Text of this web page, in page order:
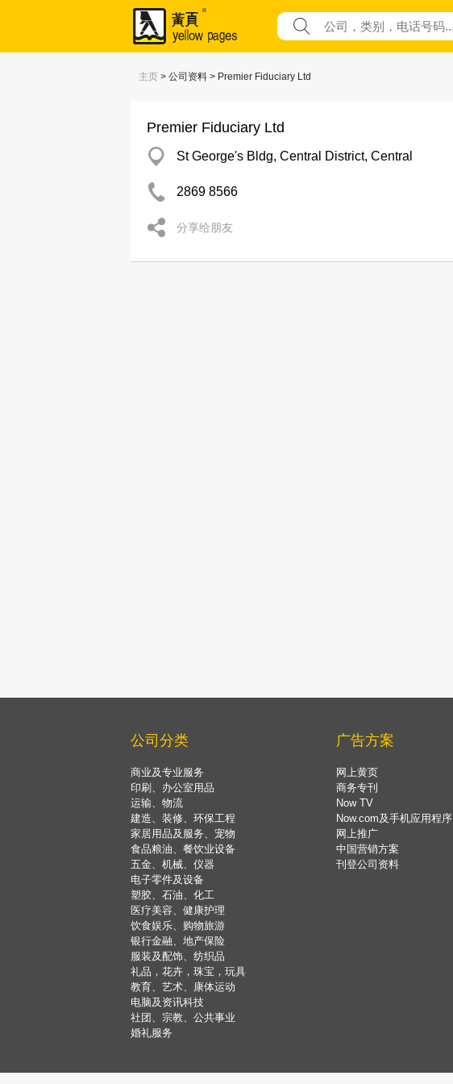
主页 > 公司资料 > Premier Fiduciary Ltd
Premier Fiduciary Ltd
St George's Bldg, Central District, Central
2869 8566
分享给朋友
公司分类
商业及专业服务
印刷、办公室用品
运输、物流
建造、装修、环保工程
家居用品及服务、宠物
食品粮油、餐饮业设备
五金、机械、仪器
电子零件及设备
塑胶、石油、化工
医疗美容、健康护理
饮食娱乐、购物旅游
银行金融、地产保险
服装及配饰、纺织品
礼品，花卉，珠宝，玩具
教育、艺术、康体运动
电脑及资讯科技
社团、宗教、公共事业
婚礼服务
广告方案
网上黄页
商务专刊
Now TV
Now.com及手机应用程序
网上推广
中国营销方案
刊登公司资料